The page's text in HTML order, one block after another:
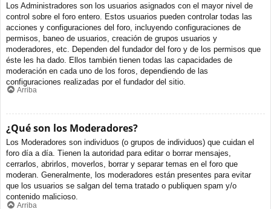
Los Administradores son los usuarios asignados con el mayor nivel de
control sobre el foro entero. Estos usuarios pueden controlar todas las
acciones y configuraciones del foro, incluyendo configuraciones de
permisos, baneo de usuarios, creación de grupos usuarios y
moderadores, etc. Dependen del fundador del foro y de los permisos que
éste les ha dado. Ellos también tienen todas las capacidades de
moderación en cada uno de los foros, dependiendo de las
configuraciones realizadas por el fundador del sitio.
Arriba
¿Qué son los Moderadores?
Los Moderadores son individuos (o grupos de individuos) que cuidan el
foro día a día. Tienen la autoridad para editar o borrar mensajes,
cerrarlos, abrirlos, moverlos, borrar y separar temas en el foro que
moderan. Generalmente, los moderadores están presentes para evitar
que los usuarios se salgan del tema tratado o publiquen spam y/o
contenido malicioso.
Arriba